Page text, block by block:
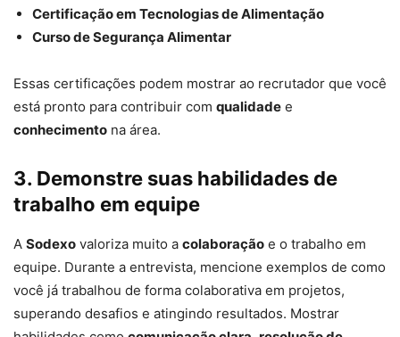
Certificação em Tecnologias de Alimentação
Curso de Segurança Alimentar
Essas certificações podem mostrar ao recrutador que você
está pronto para contribuir com qualidade e
conhecimento na área.
3. Demonstre suas habilidades de
trabalho em equipe
A Sodexo valoriza muito a colaboração e o trabalho em
equipe. Durante a entrevista, mencione exemplos de como
você já trabalhou de forma colaborativa em projetos,
superando desafios e atingindo resultados. Mostrar